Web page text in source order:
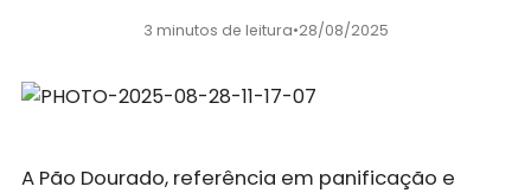
3 minutos de leitura•28/08/2025
A Pão Dourado, referência em panificação e